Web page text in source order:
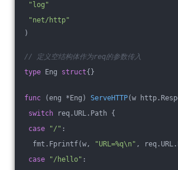
"log"
"net/http"
)
// 定义空结构体作为req的参数传入
type Eng struct{}
func (eng *Eng) ServeHTTP(w
switch req.URL.Path {
case
"/" :
fmt.Fprintf(w,
"URL=%q\n" ,
case
"/hello" :